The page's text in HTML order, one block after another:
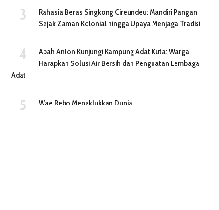
Rahasia Beras Singkong Cireundeu: Mandiri Pangan
Sejak Zaman Kolonial hingga Upaya Menjaga Tradisi
Abah Anton Kunjungi Kampung Adat Kuta: Warga
Harapkan Solusi Air Bersih dan Penguatan Lembaga
Adat
Wae Rebo Menaklukkan Dunia